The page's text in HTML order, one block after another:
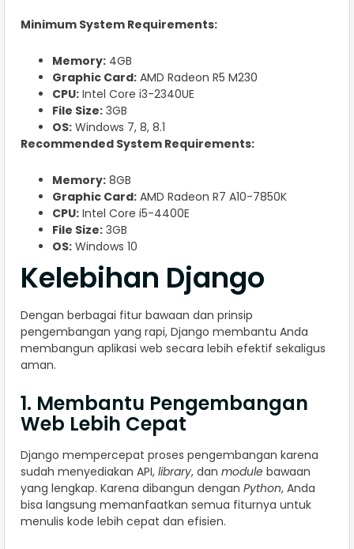
Minimum System Requirements:
Memory: 4GB
Graphic Card: AMD Radeon R5 M230
CPU: Intel Core i3-2340UE
File Size: 3GB
OS: Windows 7, 8, 8.1
Recommended System Requirements:
Memory: 8GB
Graphic Card: AMD Radeon R7 A10-7850K
CPU: Intel Core i5-4400E
File Size: 3GB
OS: Windows 10
Kelebihan Django
Dengan berbagai fitur bawaan dan prinsip
pengembangan yang rapi, Django membantu Anda
membangun aplikasi web secara lebih efektif sekaligus
aman.
1. Membantu Pengembangan
Web Lebih Cepat
Django mempercepat proses pengembangan karena
sudah menyediakan API, library, dan module bawaan
yang lengkap. Karena dibangun dengan Python, Anda
bisa langsung memanfaatkan semua fiturnya untuk
menulis kode lebih cepat dan efisien.